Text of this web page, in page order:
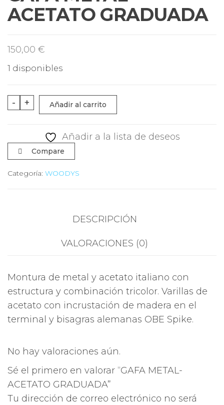
ACETATO GRADUADA
150,00 €
1 disponibles
-
GAFA
METAL-
GRADUADA
cantidad
+ Añadir al carrito
Añadir a la lista de deseos
Compare
Categoría: WOODYS
DESCRIPCIÓN
VALORACIONES (0)
Montura de metal y acetato italiano con
estructura y combinación tricolor. Varillas de
acetato con incrustación de madera en el
terminal y bisagras alemanas OBE Spike.
No hay valoraciones aún.
Sé el primero en valorar “GAFA METAL-
ACETATO GRADUADA”
Tu dirección de correo electrónico no será